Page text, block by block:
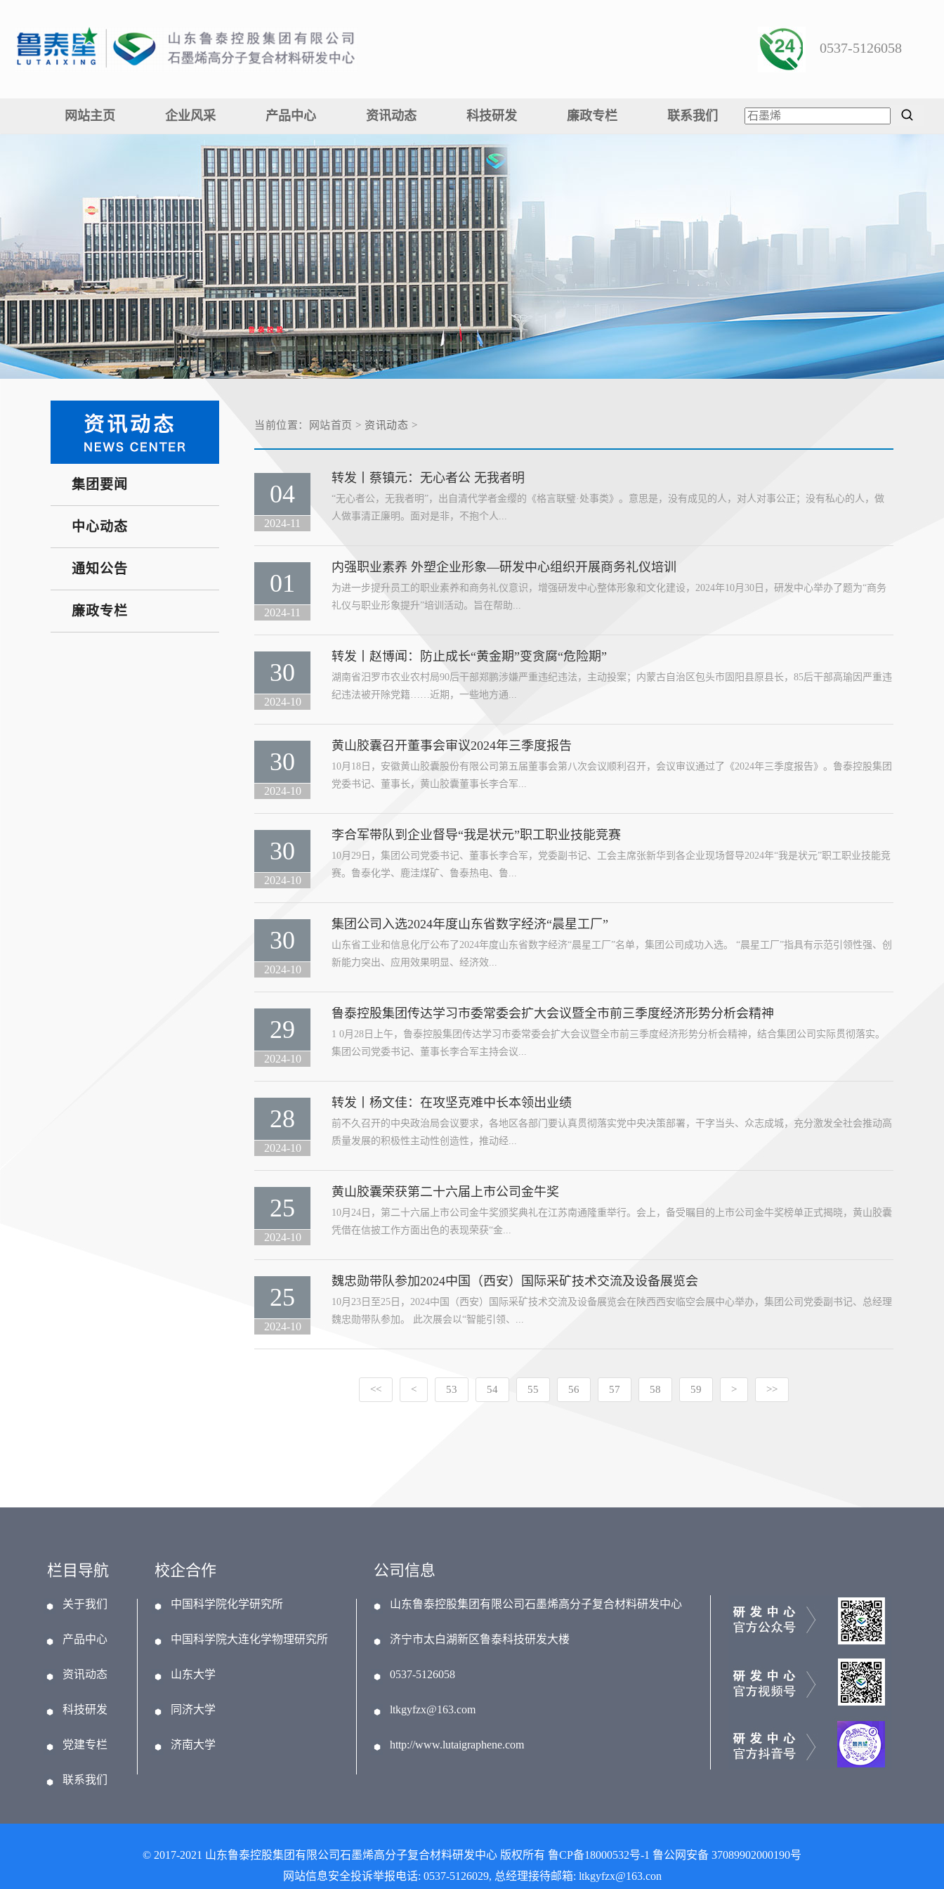
0537-5126058
网站主页 企业风采 产品中心 资讯动态 科技研发 廉政专栏 联系我们
集团要闻
中心动态
通知公告
廉政专栏
当前位置： 网站首页 > 资讯动态 >
04
2024-11
转发丨蔡镇元：无心者公 无我者明
“无心者公，无我者明”，出自清代学者金缨的《格言联璧·处事类》。意思是，没有成见的人，对人对事公正；没有私心的人，做
人做事清正廉明。面对是非，不抱个人...
01
2024-11
内强职业素养 外塑企业形象—研发中心组织开展商务礼仪培训
为进一步提升员工的职业素养和商务礼仪意识，增强研发中心整体形象和文化建设，2024年10月30日，研发中心举办了题为“商务
礼仪与职业形象提升”培训活动。旨在帮助...
30
2024-10
转发丨赵博闻：防止成长“黄金期”变贪腐“危险期”
湖南省汨罗市农业农村局90后干部郑鹏涉嫌严重违纪违法，主动投案；内蒙古自治区包头市固阳县原县长，85后干部高瑜因严重违
纪违法被开除党籍……近期，一些地方通...
30
2024-10
黄山胶囊召开董事会审议2024年三季度报告
10月18日，安徽黄山胶囊股份有限公司第五届董事会第八次会议顺利召开，会议审议通过了《2024年三季度报告》。鲁泰控股集团
党委书记、董事长，黄山胶囊董事长李合军...
30
2024-10
李合军带队到企业督导“我是状元”职工职业技能竞赛
10月29日，集团公司党委书记、董事长李合军，党委副书记、工会主席张新华到各企业现场督导2024年“我是状元”职工职业技能竞
赛。鲁泰化学、鹿洼煤矿、鲁泰热电、鲁...
30
2024-10
集团公司入选2024年度山东省数字经济“晨星工厂”
山东省工业和信息化厅公布了2024年度山东省数字经济“晨星工厂”名单，集团公司成功入选。 “晨星工厂”指具有示范引领性强、创
新能力突出、应用效果明显、经济效...
29
2024-10
鲁泰控股集团传达学习市委常委会扩大会议暨全市前三季度经济形势分析会精神
1 0月28日上午，鲁泰控股集团传达学习市委常委会扩大会议暨全市前三季度经济形势分析会精神，结合集团公司实际贯彻落实。
集团公司党委书记、董事长李合军主持会议...
28
2024-10
转发丨杨文佳：在攻坚克难中长本领出业绩
前不久召开的中央政治局会议要求，各地区各部门要认真贯彻落实党中央决策部署，干字当头、众志成城，充分激发全社会推动高
质量发展的积极性主动性创造性，推动经...
25
2024-10
黄山胶囊荣获第二十六届上市公司金牛奖
10月24日，第二十六届上市公司金牛奖颁奖典礼在江苏南通隆重举行。会上，备受瞩目的上市公司金牛奖榜单正式揭晓，黄山胶囊
凭借在信披工作方面出色的表现荣获“金...
25
2024-10
魏忠勋带队参加2024中国（西安）国际采矿技术交流及设备展览会
10月23日至25日，2024中国（西安）国际采矿技术交流及设备展览会在陕西西安临空会展中心举办，集团公司党委副书记、总经理
魏忠勋带队参加。 此次展会以“智能引领、...
<< < 53 54 55 56 57 58 59 > >>
栏目导航
关于我们
产品中心
资讯动态
科技研发
党建专栏
联系我们
校企合作
中国科学院化学研究所
中国科学院大连化学物理研究所
山东大学
同济大学
济南大学
公司信息
山东鲁泰控股集团有限公司石墨烯高分子复合材料研发中心
济宁市太白湖新区鲁泰科技研发大楼
0537-5126058
ltkgyfzx@163.com
http://www.lutaigraphene.com
© 2017-2021 山东鲁泰控股集团有限公司石墨烯高分子复合材料研发中心 版权所有 鲁CP备18000532号-1 鲁公网安备 37089902000190号
网站信息安全投诉举报电话: 0537-5126029, 总经理接待邮箱: ltkgyfzx@163.con